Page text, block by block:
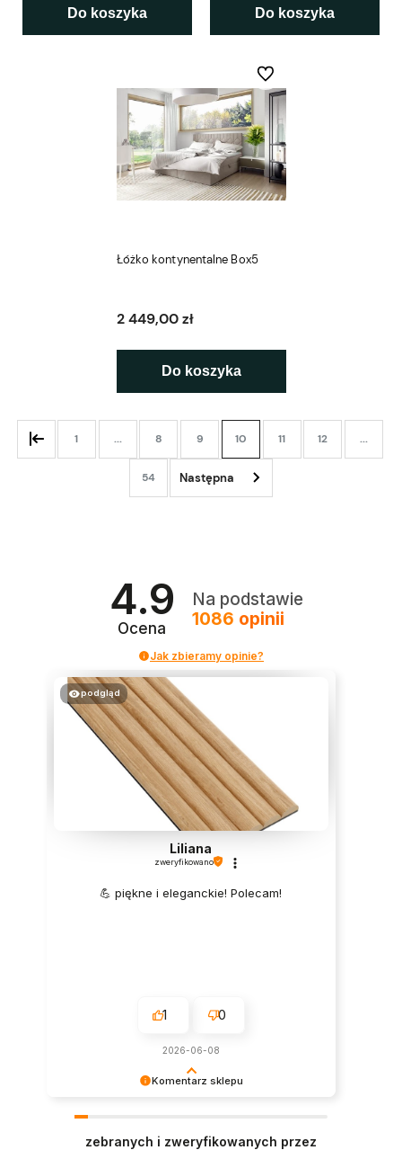
Do koszyka Do koszyka
Łóżko kontynentalne Box5
2 449,00 zł
Do koszyka
Do ulubionych
1 ... 8 9 10 11 12 ...
54
4.9
Ocena
Na podstawie
1086 opinii
Jak zbieramy opinie?
Komentarz sklepu
podgląd
Liliana
zweryfikowano
💪 piękne i eleganckie! Polecam!
1 0
2026-06-08
zebranych i zweryfikowanych przez